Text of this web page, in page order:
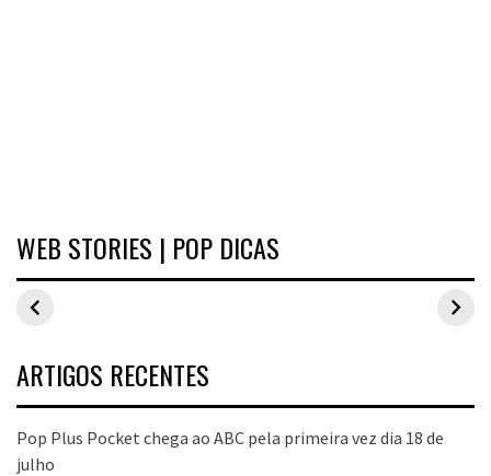
WEB STORIES | POP DICAS
Inspirações de
looks plus size
para o carnaval
Estilo Pop Plus:
looks plus size
As peças que
fizeram
ARTIGOS RECENTES
Pop Plus Pocket chega ao ABC pela primeira vez dia 18 de
julho